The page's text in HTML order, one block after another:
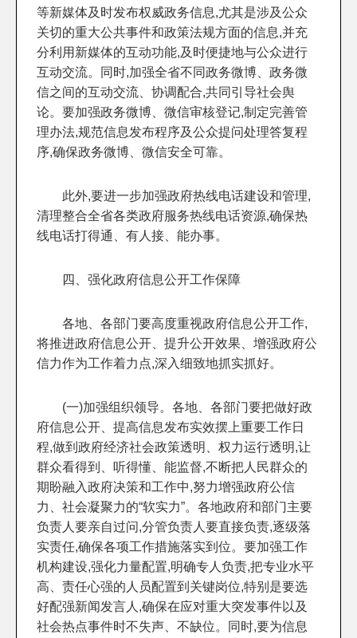
等新媒体及时发布权威政务信息,尤其是涉及公众
关切的重大公共事件和政策法规方面的信息,并充
分利用新媒体的互动功能,及时便捷地与公众进行
互动交流。同时,加强全省不同政务微博、政务微
信之间的互动交流、协调配合,共同引导社会舆
论。要加强政务微博、微信审核登记,制定完善管
理办法,规范信息发布程序及公众提问处理答复程
序,确保政务微博、微信安全可靠。
此外,要进一步加强政府热线电话建设和管理,
清理整合全省各类政府服务热线电话资源,确保热
线电话打得通、有人接、能办事。
四、强化政府信息公开工作保障
各地、各部门要高度重视政府信息公开工作,
将推进政府信息公开、提升公开效果、增强政府公
信力作为工作着力点,深入细致地抓实抓好。
(一)加强组织领导。各地、各部门要把做好政
府信息公开、提高信息发布实效摆上重要工作日
程,做到政府经济社会政策透明、权力运行透明,让
群众看得到、听得懂、能监督,不断把人民群众的
期盼融入政府决策和工作中,努力增强政府公信
力、社会凝聚力的“软实力”。各地政府和部门主要
负责人要亲自过问,分管负责人要直接负责,逐级落
实责任,确保各项工作措施落实到位。要加强工作
机构建设,强化力量配置,明确专人负责,把专业水平
高、责任心强的人员配置到关键岗位,特别是要选
好配强新闻发言人,确保在应对重大突发事件以及
社会热点事件时不失声、不缺位。同时,要为信息